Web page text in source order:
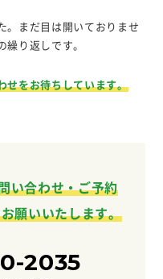
。まだ目は開いておりませ
繰り返しです。
せをお待ちしています。
い合わせ・ご予約
願いいたします。
2035